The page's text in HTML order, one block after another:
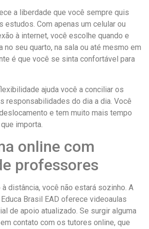
a liberdade que você sempre quis
estudos. Com apenas um celular ou
à internet, você escolhe quando e
no seu quarto, na sala ou até mesmo em
é que você se sinta confortável para
ajuda você a conciliar os
responsabilidades do dia a dia. Você
e tem muito mais tempo
importa.
online com
professores
distância, você não estará sozinho. A
Brasil EAD oferece videoaulas
de apoio atualizado. Se surgir alguma
contato com os tutores online, que